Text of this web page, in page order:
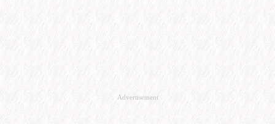
Advertisement